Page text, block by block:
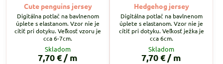
Cute penguins jersey
Digitálna potlač na bavlnenom
úplete s elastanom. Vzor nie je
cítiť pri dotyku. Veľkosť vzoru je
cca 6-7cm.
Skladom
7,70 € / m
Hedgehog jersey
Digitálna potlač na bavlnenom
úplete s elastanom. Vzor nie je
cítiť pri dotyku. Veľkosť ježka je
cca 6cm.
Skladom
7,70 € / m